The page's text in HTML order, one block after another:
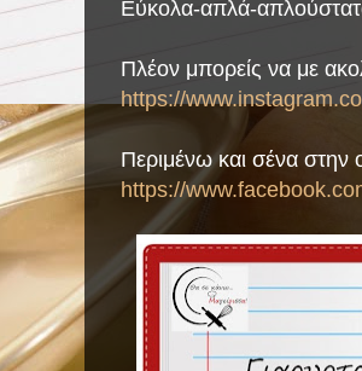
Εύκολα-απλά-
Πλέον μπορείς να με
https://
Περιμένω και σένα
https://